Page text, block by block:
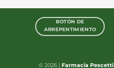
BOTÓN DE
ARREPENTIMIENTO
© 2026 | Farmacia Pescetti